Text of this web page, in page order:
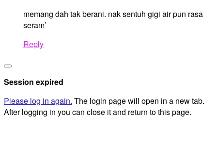
memang dah tak berani. nak sentuh gigi air pun rasa
seram’
Reply
Site
Footer
Close
Session expired
Please log in again. The login page will open in a new tab.
After logging in you can close it and return to this page.